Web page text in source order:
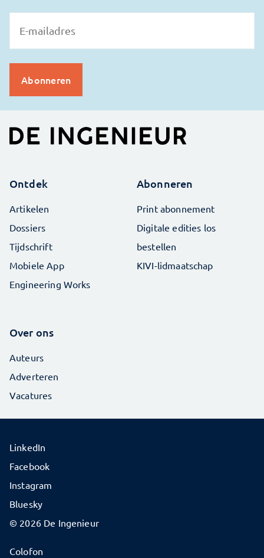
Ontdek
Artikelen
Dossiers
Tijdschrift
Mobiele App
Engineering Works
Abonneren
Print abonnement
Digitale edities los
bestellen
KIVI-lidmaatschap
Over ons
Auteurs
Adverteren
Vacatures
© 2026 De Ingenieur
Colofon
LinkedIn
Facebook
Instagram
Bluesky